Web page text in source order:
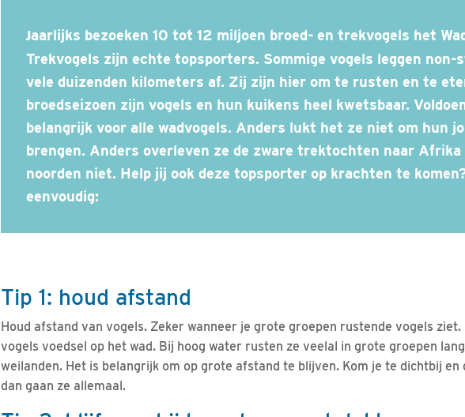
Jaarlijks bezoeken 10 tot 12 miljoen broed- en trekvogels het Waddengebied.
Trekvogels zijn echte topsporters. Sommige vogels leggen non-
vele duizenden kilometers af. Zij zijn hier om te rusten en te
broedseizoen zijn vogels en hun kuikens heel kwetsbaar.
belangrijk voor alle wadvogels. Anders lukt het ze niet om hun
brengen. Anders overleven ze de zware trektochten naar Afrika
noorden niet. Help jij ook deze topsporter op krachten te
eenvoudig:
Tip 1: houd afstand
Houd afstand van vogels. Zeker wanneer je grote groepen rustende vogels
vogels voedsel op het wad. Bij hoog water rusten ze veelal in grote groepen
weilanden. Het is belangrijk om op grote afstand te blijven. Kom je te dichtbij en
dan gaan ze allemaal.